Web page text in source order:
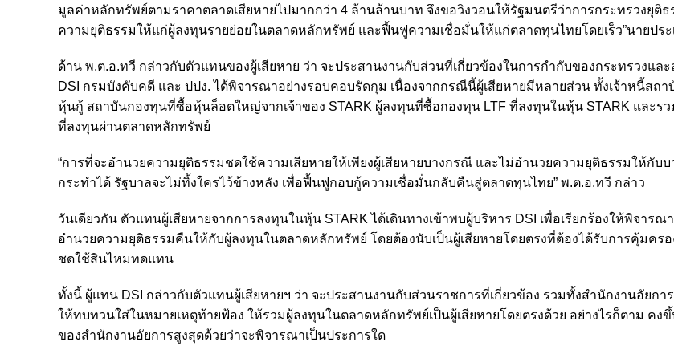
มูลค่าหลักทรัพย์ตามราคาตลาดเสียหายไปมากกว่า 4 ล้านล้านบาท จึงขอวิงวอนให้รัฐมนตรีว่าการกระทรวงยุติธ
ความยุติธรรมให้แก่ผู้ลงทุนรายย่อยในตลาดหลักทรัพย์ และฟื้นฟูความเชื่อมั่นให้แก่ตลาดทุนไทยโดยเร็ว”นายประ
ด้าน พ.ต.อ.ทวี กล่าวกับตัวแทนของผู้เสียหาย ว่า จะประสานงานกับส่วนที่เกี่ยวข้องในการกำกับของกระทรวงและ
DSI กรมบังคับคดี และ ปปง. ได้พิจารณาอย่างรอบคอบรัดกุม เนื่องจากกรณีนี้ผู้เสียหายมีหลายส่วน ทั้งเจ้าหนี้สถา
หุ้นกู้ สถาบันกองทุนที่ซื้อหุ้นล็อตใหญ่จากเจ้าของ STARK ผู้ลงทุนที่ซื้อกองทุน LTF ที่ลงทุนในหุ้น STARK และรว
ที่ลงทุนผ่านตลาดหลักทรัพย์
“การที่จะอำนวยความยุติธรรมชดใช้ความเสียหายให้เพียงผู้เสียหายบางกรณี และไม่อำนวยความยุติธรรมให้กับ
กระทำได้ รัฐบาลจะไม่ทิ้งใครไว้ข้างหลัง เพื่อฟื้นฟูกอบกู้ความเชื่อมั่นกลับคืนสู่ตลาดทุนไทย” พ.ต.อ.ทวี กล่าว
วันเดียวกัน ตัวแทนผู้เสียหายจากการลงทุนในหุ้น STARK ได้เดินทางเข้าพบผู้บริหาร DSI เพื่อเรียกร้องให้พิจาร
อำนวยความยุติธรรมคืนให้กับผู้ลงทุนในตลาดหลักทรัพย์ โดยต้องนับเป็นผู้เสียหายโดยตรงที่ต้องได้รับการคุ้มคร
ชดใช้สินไหมทดแทน
ทั้งนี้ ผู้แทน DSI กล่าวกับตัวแทนผู้เสียหายฯ ว่า จะประสานงานกับส่วนราชการที่เกี่ยวข้อง รวมทั้งสำนักงานอัยกา
ให้ทบทวนใส่ในหมายเหตุท้ายฟ้อง ให้รวมผู้ลงทุนในตลาดหลักทรัพย์เป็นผู้เสียหายโดยตรงด้วย อย่างไรก็ตาม คง
ของสำนักงานอัยการสูงสุดด้วยว่าจะพิจารณาเป็นประการใด